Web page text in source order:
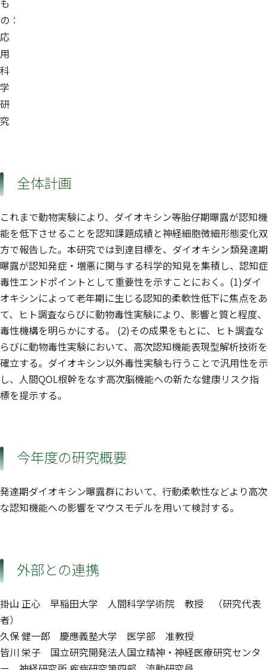
も
の：
応
用
科
学
研
究
全体計画
これまで動物実験により、ダイオキシン等胎仔期曝露が認知機
能を低下させることを認知課題成績と神経細胞微細形態変化双
方で報告した。本研究では到達目標を、ダイオキシン類発達期
曝露が認知発症・増悪に関与する科学的知見を集積し、認知症
毒性エンドポイントとして重要性を示すことにおく。(1)ダイ
オキシンによって老年期に生じる認知的柔軟性低下に焦点をあ
て、ヒト調査ならびに動物毒性実験により、影響と質と程度、
毒性機構を明らかにする。 (2)その成果をもとに、ヒト調査な
らびに動物毒性実験において、高次認知機能表現型解析技術を
確立する。ダイオキシン以外毒性実験も行うことで汎用性を示
し、人間QOL根幹をなす高次脳機能への新たな健康リスク指
標を提示する。
今年度の研究概要
発達期ダイオキシン曝露群において、行動柔軟性などより高次
な認知機能への影響をマウスモデルを用いて検討する。
外部との連携
掛山 正心 早稲田大学 人間科学学術院 教授 （研究代表
者）
久保 健一郎 慶應義塾大学 医学部 准教授
皆川 栄子 国立研究開発法人国立精神・神経医療研究センタ